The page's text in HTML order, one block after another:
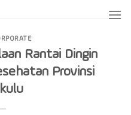
Rantai Dingin
Provinsi